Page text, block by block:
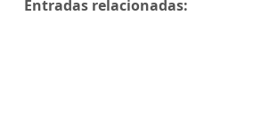
Entradas relacionadas: